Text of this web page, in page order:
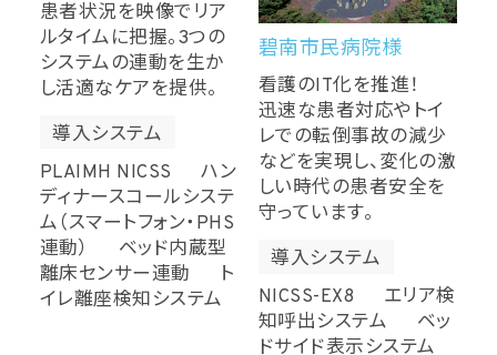
患者状況を映像でリア
ルタイムに把握。3つの
システムの連動を生か
し活適なケアを提供。
導入システム
PLAIMH NICSS ハン
ディナースコールシステ
ム（スマートフォン・PHS
連動） ベッド内蔵型
離床センサー連動 ト
イレ離座検知システム
碧南市民病院様
看護のIT化を推進！
迅速な患者対応やトイ
レでの転倒事故の減少
などを実現し、変化の激
しい時代の患者安全を
守っています。
導入システム
NICSS-EX8 エリア検
知呼出システム ベッ
ドサイド表示システム